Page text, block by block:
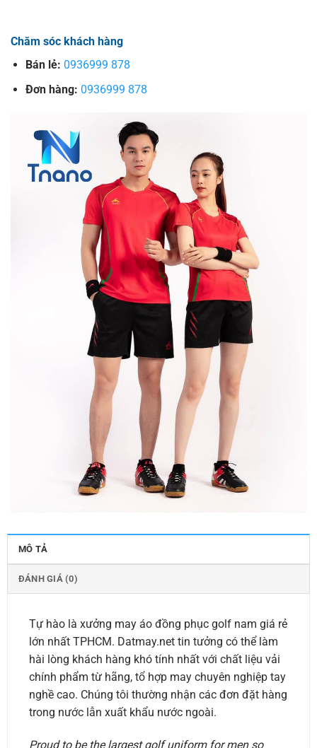
Chăm sóc khách hàng
Bán lẻ: 0936999 878
Đơn hàng: 0936999 878
MÔ TẢ
ĐÁNH GIÁ (0)
Tự hào là xưởng may áo đồng phục golf nam giá rẻ
lớn nhất TPHCM. Datmay.net tin tưởng có thể làm
hài lòng khách hàng khó tính nhất với chất liệu vải
chính phẩm từ hãng, tổ hợp may chuyên nghiệp tay
nghề cao. Chúng tôi thường nhận các đơn đặt hàng
trong nước lẫn xuất khẩu nước ngoài.
Proud to be the largest golf uniform for men so